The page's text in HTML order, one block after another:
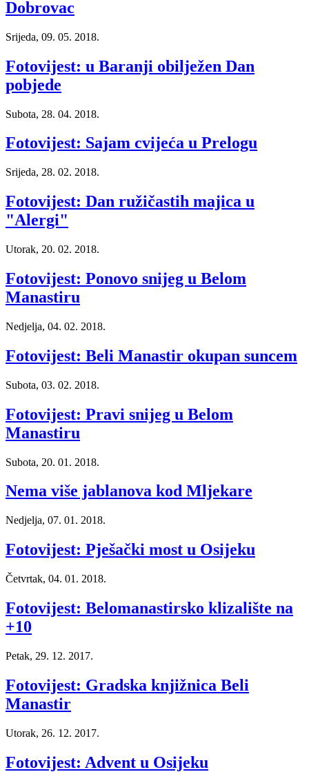
Dobrovac
Srijeda, 09. 05. 2018.
Fotovijest: u Baranji obilježen Dan
pobjede
Subota, 28. 04. 2018.
Fotovijest: Sajam cvijeća u Prelogu
Srijeda, 28. 02. 2018.
Fotovijest: Dan ružičastih majica u
"Alergi"
Utorak, 20. 02. 2018.
Fotovijest: Ponovo snijeg u Belom
Manastiru
Nedjelja, 04. 02. 2018.
Fotovijest: Beli Manastir okupan suncem
Subota, 03. 02. 2018.
Fotovijest: Pravi snijeg u Belom
Manastiru
Subota, 20. 01. 2018.
Nema više jablanova kod Mljekare
Nedjelja, 07. 01. 2018.
Fotovijest: Pješački most u Osijeku
Četvrtak, 04. 01. 2018.
Fotovijest: Belomanastirsko klizalište na
+10
Petak, 29. 12. 2017.
Fotovijest: Gradska knjižnica Beli
Manastir
Utorak, 26. 12. 2017.
Fotovijest: Advent u Osijeku